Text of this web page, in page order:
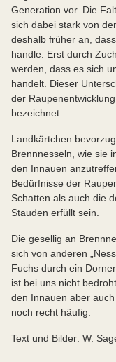
Generation vor. Die
sich dabei stark von
deshalb früher an,
handle. Erst durch
werden, dass es sich
handelt. Dieser
der
bezeichnet.
Landkärtchen
Brennnesseln, wie sie
den Innauen
Bedürfnisse der
Schatten als auch die
Stauden erfüllt sein.
Die gesellig an
sich von anderen
Fuchs durch ein
ist bei uns nicht
den Innauen aber
noch recht häufig.
Text und Bilder: W.